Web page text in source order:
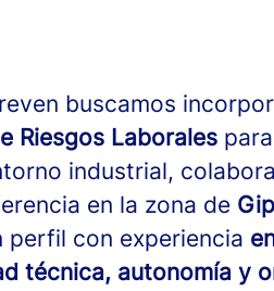
buscamos
Riesgos Laborales
industrial,
en la zona de
perfil con experiencia
técnica, autonomía y